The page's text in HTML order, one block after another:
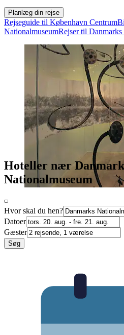
Planlæg din rejse
Rejseguide til København Centrum
NationalmuseumRejser til
Hoteller nær
Nationalmuseum
Hvor skal du hen?
Datoer
Gæster
Søg